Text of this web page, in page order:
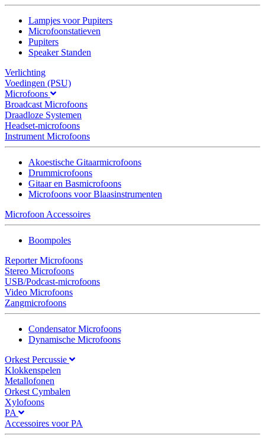
Lampjes voor Pupiters
Microfoonstatieven
Pupiters
Speaker Standen
Verlichting
Voedingen (PSU)
Microfoons
Broadcast Microfoons
Draadloze Systemen
Headset-microfoons
Instrument Microfoons
Akoestische Gitaarmicrofoons
Drummicrofoons
Gitaar en Basmicrofoons
Microfoons voor Blaasinstrumenten
Microfoon Accessoires
Boompoles
Reporter Microfoons
Stereo Microfoons
USB/Podcast-microfoons
Video Microfoons
Zangmicrofoons
Condensator Microfoons
Dynamische Microfoons
Orkest Percussie
Klokkenspelen
Metallofonen
Orkest Cymbalen
Xylofoons
PA
Accessoires voor PA